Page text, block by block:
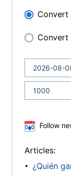
Convert
Convert
Follow
Articles:
¿Quién